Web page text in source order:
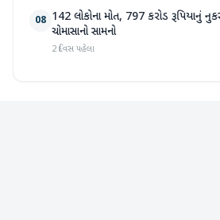
08 142 લોકોના મોત, 797 કરોડ રૂપિયાનું
ચોમાસાનો સામનો
2 દિવસ પહેલા